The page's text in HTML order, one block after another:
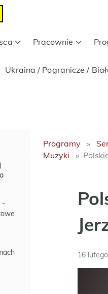
Pracownie
Ukraina / Pogranicze /
-
Programy
Muzyki
16